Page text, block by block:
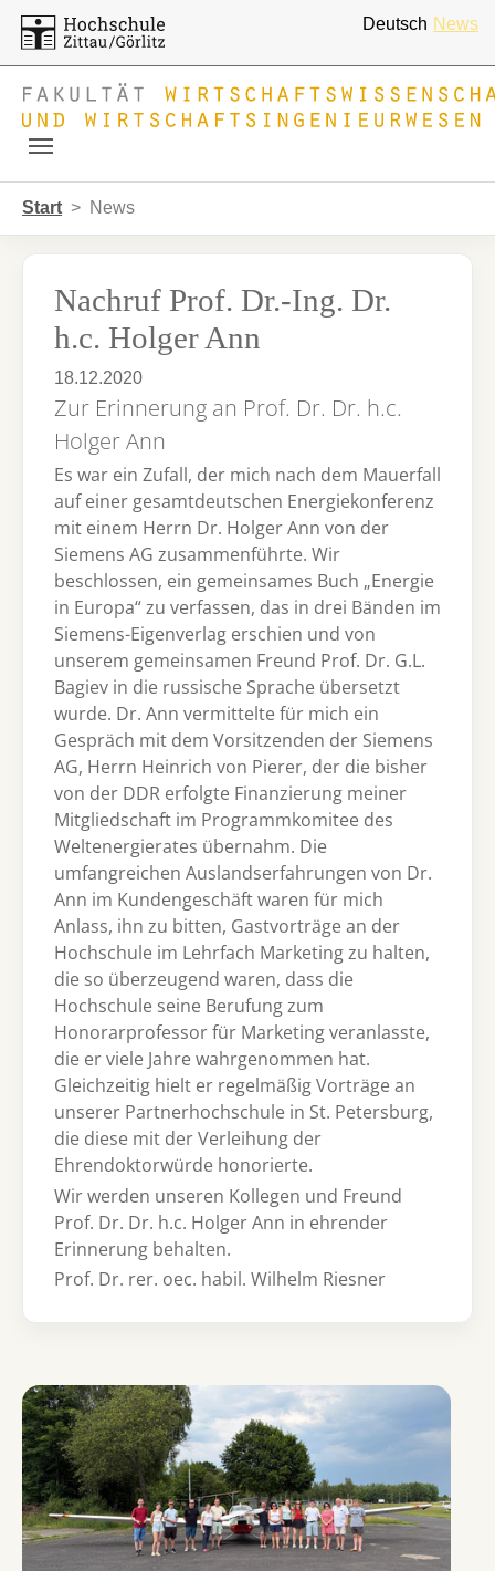
Deutsch News
Start News
Nachruf Prof. Dr.-Ing. Dr.
h.c. Holger Ann
18.12.2020
Zur Erinnerung an Prof. Dr. Dr. h.c.
Holger Ann
Es war ein Zufall, der mich nach dem Mauerfall
auf einer gesamtdeutschen Energiekonferenz
mit einem Herrn Dr. Holger Ann von der
Siemens AG zusammenführte. Wir
beschlossen, ein gemeinsames Buch „Energie
in Europa“ zu verfassen, das in drei Bänden im
Siemens-Eigenverlag erschien und von
unserem gemeinsamen Freund Prof. Dr. G.L.
Bagiev in die russische Sprache übersetzt
wurde. Dr. Ann vermittelte für mich ein
Gespräch mit dem Vorsitzenden der Siemens
AG, Herrn Heinrich von Pierer, der die bisher
von der DDR erfolgte Finanzierung meiner
Mitgliedschaft im Programmkomitee des
Weltenergierates übernahm. Die
umfangreichen Auslandserfahrungen von Dr.
Ann im Kundengeschäft waren für mich
Anlass, ihn zu bitten, Gastvorträge an der
Hochschule im Lehrfach Marketing zu halten,
die so überzeugend waren, dass die
Hochschule seine Berufung zum
Honorarprofessor für Marketing veranlasste,
die er viele Jahre wahrgenommen hat.
Gleichzeitig hielt er regelmäßig Vorträge an
unserer Partnerhochschule in St. Petersburg,
die diese mit der Verleihung der
Ehrendoktorwürde honorierte.
Wir werden unseren Kollegen und Freund
Prof. Dr. Dr. h.c. Holger Ann in ehrender
Erinnerung behalten.
Prof. Dr. rer. oec. habil. Wilhelm Riesner